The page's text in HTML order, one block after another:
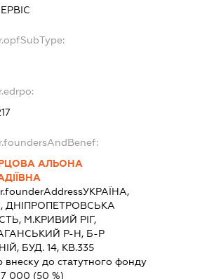
АЛЬОНА
УКРАЇНА,
ДНIПРОПЕТРОВСЬКА
М.КРИВИЙ РІГ,
Р-Н, Б-Р
БУД. 14, КВ.335
внеску до статутного фонду
7 000 (50 %)